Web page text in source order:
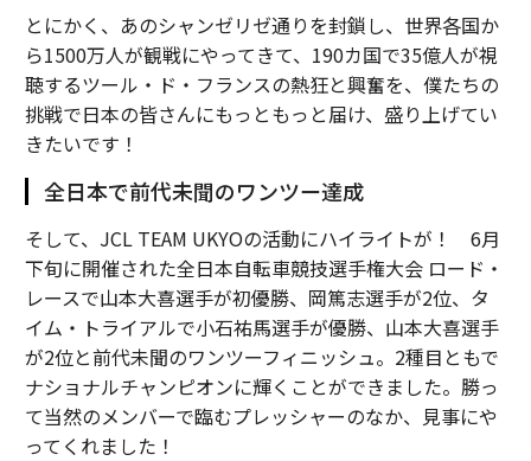
とにかく、あのシャンゼリゼ通りを封鎖し、世界各国か
ら1500万人が観戦にやってきて、190カ国で35億人が視
聴するツール・ド・フランスの熱狂と興奮を、僕たちの
挑戦で日本の皆さんにもっともっと届け、盛り上げてい
きたいです！
全日本で前代未聞のワンツー達成
そして、JCL TEAM UKYOの活動にハイライトが！ 6月
下旬に開催された全日本自転車競技選手権大会 ロード・
レースで山本大喜選手が初優勝、岡篤志選手が2位、タ
イム・トライアルで小石祐馬選手が優勝、山本大喜選手
が2位と前代未聞のワンツーフィニッシュ。2種目ともで
ナショナルチャンピオンに輝くことができました。勝っ
て当然のメンバーで臨むプレッシャーのなか、見事にや
ってくれました！